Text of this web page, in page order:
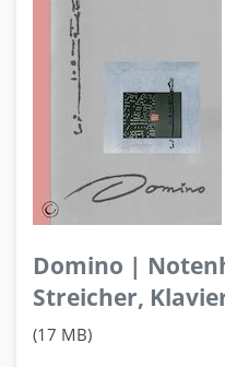
Domino |
Streicher,
(17 MB)